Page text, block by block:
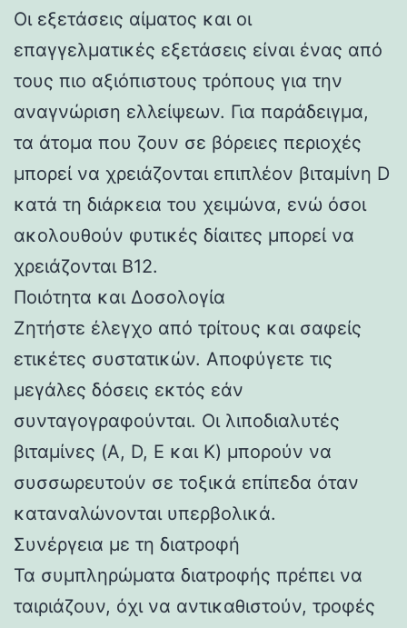
Οι εξετάσεις αίματος και οι
επαγγελματικές εξετάσεις είναι ένας από
τους πιο αξιόπιστους τρόπους για την
αναγνώριση ελλείψεων. Για παράδειγμα,
τα άτομα που ζουν σε βόρειες περιοχές
μπορεί να χρειάζονται επιπλέον βιταμίνη D
κατά τη διάρκεια του χειμώνα, ενώ όσοι
ακολουθούν φυτικές δίαιτες μπορεί να
χρειάζονται Β12.
Ποιότητα και Δοσολογία
Ζητήστε έλεγχο από τρίτους και σαφείς
ετικέτες συστατικών. Αποφύγετε τις
μεγάλες δόσεις εκτός εάν
συνταγογραφούνται. Οι λιποδιαλυτές
βιταμίνες (A, D, E και K) μπορούν να
συσσωρευτούν σε τοξικά επίπεδα όταν
καταναλώνονται υπερβολικά.
Συνέργεια με τη διατροφή
Τα συμπληρώματα διατροφής πρέπει να
ταιριάζουν, όχι να αντικαθιστούν, τροφές